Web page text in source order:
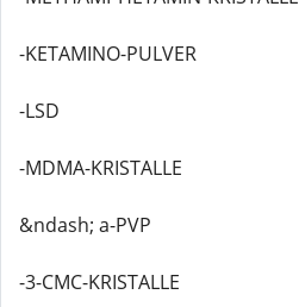
-KETAMINO-PULVER
-LSD
-MDMA-KRISTALLE
&ndash; a-PVP
-3-CMC-KRISTALLE